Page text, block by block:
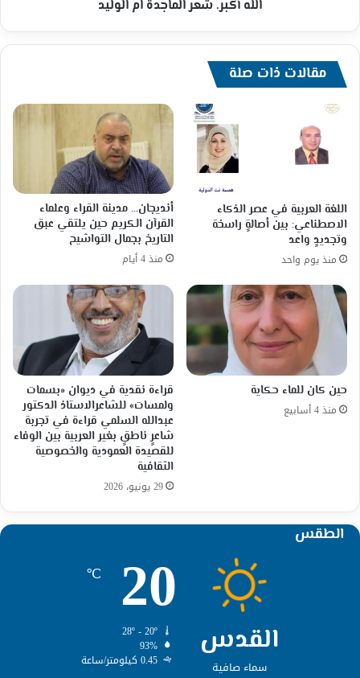
الله أكبر. شعر الماجدة ام الوليد
مقالات ذات صلة
اللغة العربية في عصر الذكاء
الاصطناعي: بين أصالةٍ راسخة
وتجديدٍ واعد
منذ يوم واحد
أنديجان… مدينة القراء وعلماء
القرآن الكريم حين يلتقي عبق
التاريخ بجمال التواشيح
منذ 4 أيام
حين كان للماء حكاية
منذ 4 أسابيع
قراءة نقدية في ديوان «بسمات
ولمسات» للشاعرالاستاذ الدكتور
عبدالله السلمي قراءة في تجربة
شاعرٍ ناطقٍ بغير العربية بين الوفاء
للقصيدة العمودية والخصوصية
الثقافية
29 يونيو، 2026
الطقس
القدس
سماء صافية
20
℃
93%
0.45 كيلومتر/ساعة